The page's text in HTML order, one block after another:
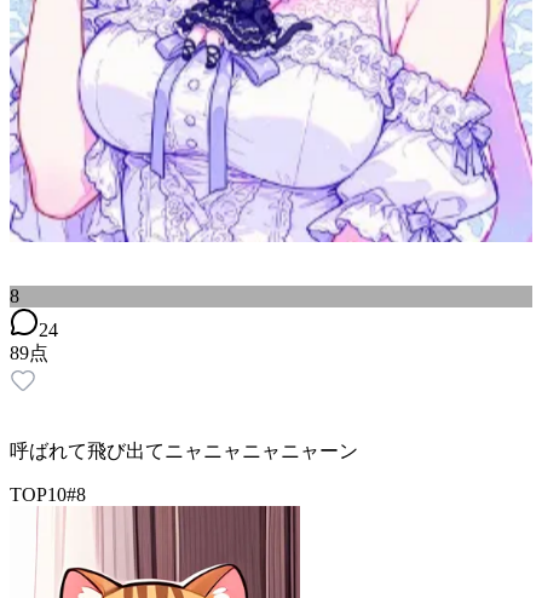
8
24
89点
呼ばれて飛び出てニャニャニャニャーン
TOP10#8